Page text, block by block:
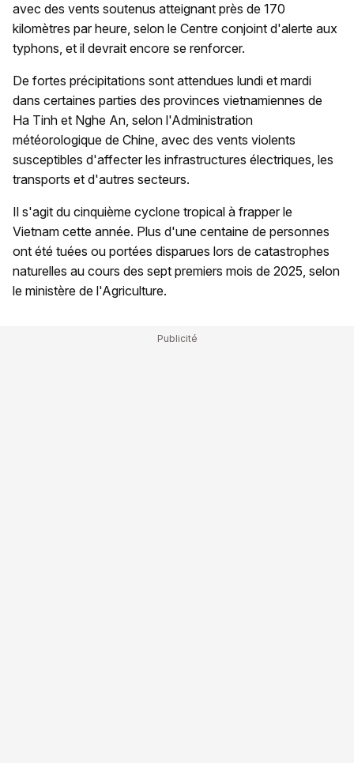
avec des vents soutenus atteignant près de 170
kilomètres par heure, selon le Centre conjoint d'alerte aux
typhons, et il devrait encore se renforcer.
De fortes précipitations sont attendues lundi et mardi
dans certaines parties des provinces vietnamiennes de
Ha Tinh et Nghe An, selon l'Administration
météorologique de Chine, avec des vents violents
susceptibles d'affecter les infrastructures électriques, les
transports et d'autres secteurs.
Il s'agit du cinquième cyclone tropical à frapper le
Vietnam cette année. Plus d'une centaine de personnes
ont été tuées ou portées disparues lors de catastrophes
naturelles au cours des sept premiers mois de 2025, selon
le ministère de l'Agriculture.